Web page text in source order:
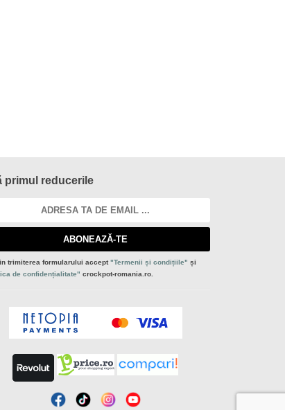
primul reducerile
ABONEAZĂ-TE
trimiterea formularului accept"Termenii și condițiile" și
de confidențialitate" crockpot-romania.ro.